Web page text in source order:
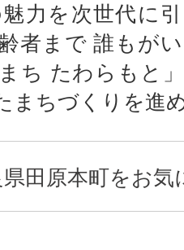
力を次世代に
者まで 誰もが
ち たわらもと
まちづくりを進
県田原本町をお気